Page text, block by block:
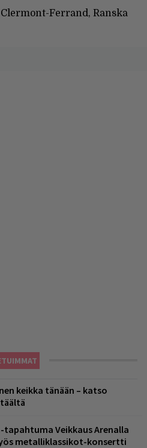
Ferrand, Ranska
keikka tänään – katso
tapahtuma Veikkaus Arenalla
metalliklassikot-konsertti